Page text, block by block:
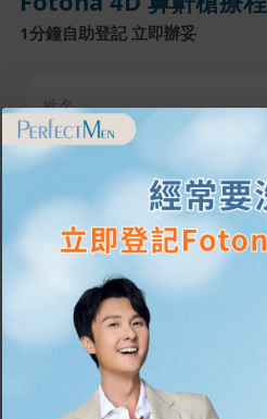
1分鐘自助登記 立即辦妥